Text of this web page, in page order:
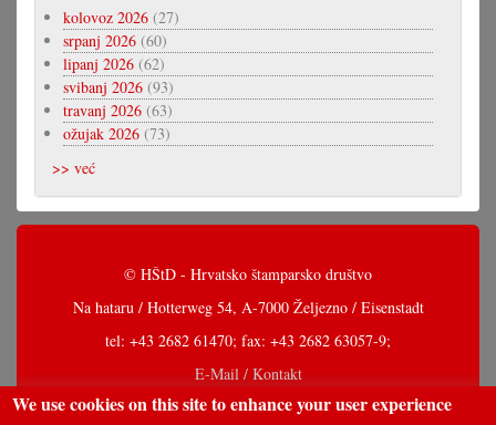
kolovoz 2026 (27)
srpanj 2026 (60)
lipanj 2026 (62)
svibanj 2026 (93)
travanj 2026 (63)
ožujak 2026 (73)
>> već
© HŠtD - Hrvatsko štamparsko društvo
Na hataru / Hotterweg 54, A-7000 Željezno / Eisenstadt
tel: +43 2682 61470; fax: +43 2682 63057-9;
E-Mail / Kontakt
We use cookies on this site to enhance your user experience